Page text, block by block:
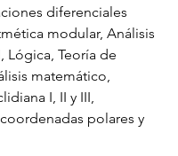
diferenciales
modular, Análisis
Lógica, Teoría de
matemático,
I, II y III,
polares y